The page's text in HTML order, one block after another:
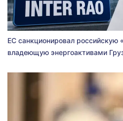
ЕС санкционировал российскую
владеющую энергоактивами